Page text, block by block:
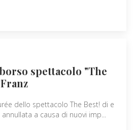
spettacolo "The
dello spettacolo The Best! di e
a causa di nuovi imp...